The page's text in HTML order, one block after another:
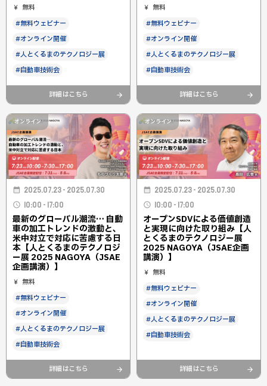
無料
#無料ウェビナー
#オンライン開催
#人とくるまのテクノロジー展
#自動車技術会
詳細はこちら
無料
#無料ウェビナー
#オンライン開催
#人とくるまのテクノロジー展
#自動車技術会
詳細はこちら
オンライン
2025.07.23 - 2025.07.30
10:00 - 17:00
最新のグローバル潮流… 自動
車の加工トレンドの激動と、
米中対立で対応に苦慮する日
本【人とくるまのテクノロジ
ー展 2025 NAGOYA（JSAE
企画講演）】
無料
#無料ウェビナー
#オンライン開催
#人とくるまのテクノロジー展
#自動車技術会
詳細はこちら
オンライン
2025.07.23 - 2025.07.30
10:00 - 17:00
オープンSDVによる価値創造
と実現に向けた取り組み【人
とくるまのテクノロジー展
2025 NAGOYA（JSAE企画
講演）】
無料
#無料ウェビナー
#オンライン開催
#人とくるまのテクノロジー展
#自動車技術会
詳細はこちら